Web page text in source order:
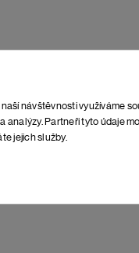
návštěvnosti využíváme
analýzy. Partneři tyto údaje
jejich služby.